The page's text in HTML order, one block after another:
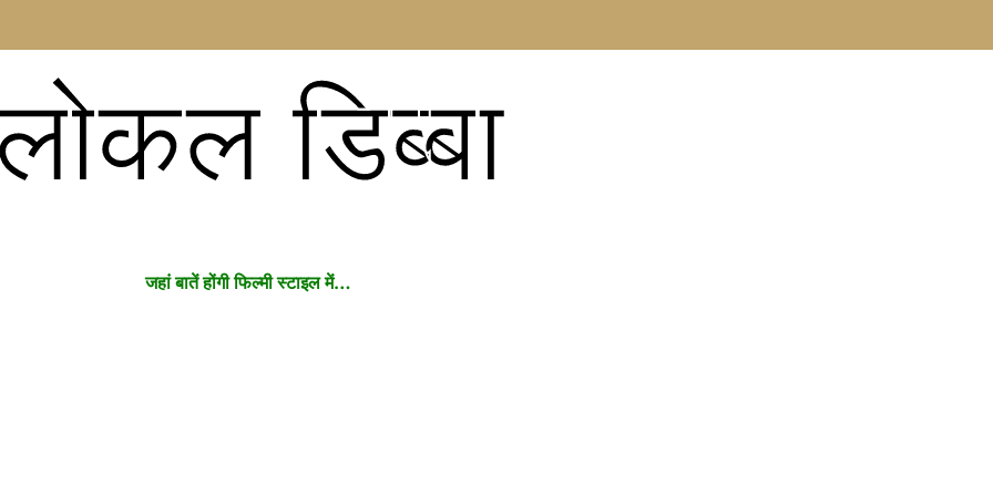
डिब्बा
जहां बातें होंगी फिल्मी स्टाइल में…